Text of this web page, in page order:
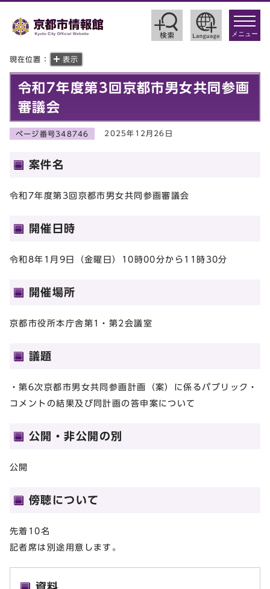
toggle
メニュー
現在位置： 表示
令和7年度第3回京都市男女共同参画
審議会
ページ番号348746 2025年12月26日
案件名
令和7年度第3回京都市男女共同参画審議会
開催日時
令和8年1月9日（金曜日）10時00分から11時30分
開催場所
京都市役所本庁舎第1・第2会議室
議題
・第6次京都市男女共同参画計画（案）に係るパブリック・
コメントの結果及び同計画の答申案について
公開・非公開の別
公開
傍聴について
先着10名
記者席は別途用意します。
資料